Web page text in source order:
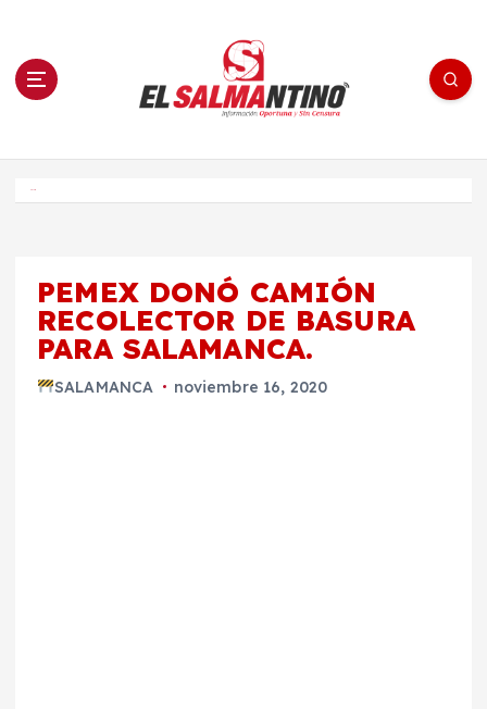
n El Salmantino - medios/noticias/editorial
PEMEX DONÓ CAMIÓN
RECOLECTOR DE BASURA
PARA SALAMANCA.
SALAMANCA noviembre 16, 2020